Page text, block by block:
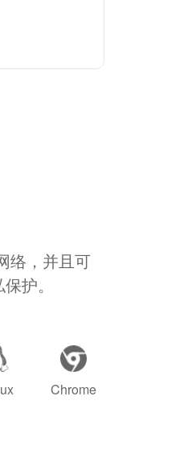
络，并且可
护。
Chrome